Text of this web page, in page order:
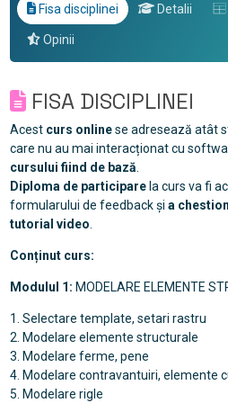
Fisa disciplinei Detalii
Opinii
FISA DISCIPLINEI
Acest curs onlinese adresează atât
care nu au mai interacționat cu
cursului fiind de bază
Diploma de participarela curs va fi
formularului de feedback și a
tutorial video
Conținut curs:
Modulul 1: MODELARE ELEMENTE
1. Selectare template, setari rastru
2. Modelare elemente structurale
3. Modelare ferme, pene
4. Modelare contravantuiri, elemente
5. Modelare rigle